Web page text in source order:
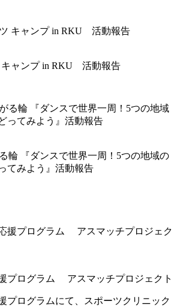
キャンプ in RKU 活動報告
輪 『ダンスで世界一周！5つの地域の
てみよう』活動報告
プログラム アスマッチプロジェクト
プログラムにて、スポーツクリニック